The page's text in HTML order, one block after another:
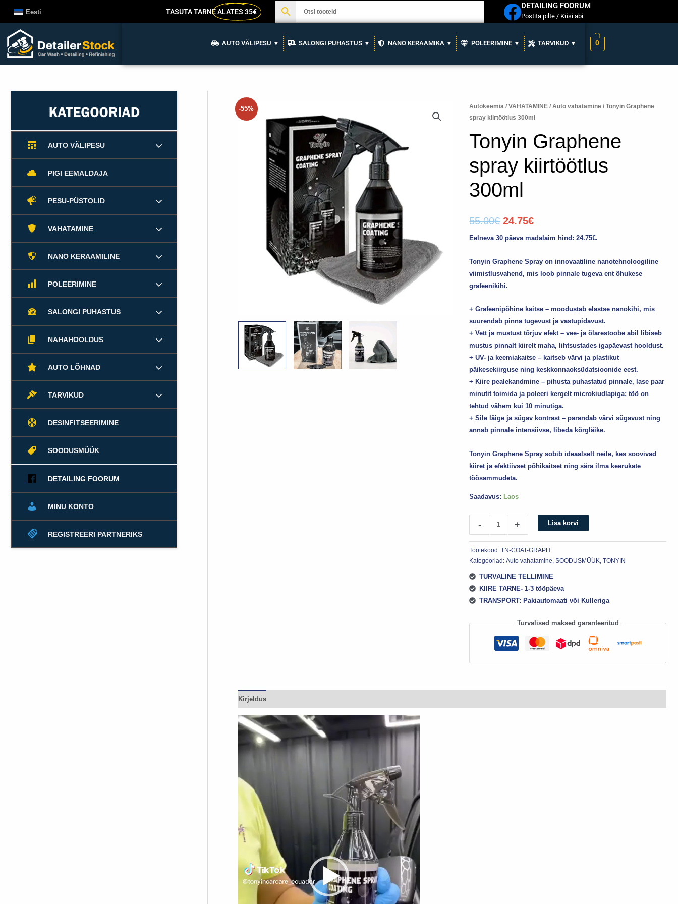
juurde
Eesti TASUTA TARNEALATES 35€
DETAILING FOORUM
Postita pilte / Küsi abi
AUTO VÄLIPESU ▼ SALONGI PUHASTUS ▼ NANO KERAAMIKA ▼ POLEERIMINE ▼ TARVIKUD ▼ 0
AUTO VÄLIPESU
PIGI EEMALDAJA
PESU-PÜSTOLID
VAHATAMINE
NANO KERAAMILINE
POLEERIMINE
SALONGI PUHASTUS
NAHAHOOLDUS
AUTO LÕHNAD
TARVIKUD
DESINFITSEERIMINE
SOODUSMÜÜK
DETAILING FOORUM
MINU KONTO
REGISTREERI PARTNERIKS
-55% Autokeemia /VAHATAMINE /Auto vahatamine / Tonyin Graphene
spray kiirtöötlus 300ml
Tonyin Graphene
spray kiirtöötlus
300ml
55.00€
Algne
oli:
55.00€.
24.75€
Praegune
on:
24.75€.
Eelneva 30 päeva madalaim hind:24.75€.
Tonyin Graphene Spray on innovaatiline nanotehnoloogiline
viimistlusvahend, mis loob pinnale tugeva ent õhukese
grafeenikihi.
+ Grafeenipõhine kaitse – moodustab elastse nanokihi, mis
suurendab pinna tugevust ja vastupidavust.
+ Vett ja mustust tõrjuv efekt – vee- ja õlarestoobe abil libiseb
mustus pinnalt kiirelt maha, lihtsustades igapäevast hooldust.
+ UV- ja keemiakaitse – kaitseb värvi ja plastikut
päikesekiirguse ning keskkonnaoksüdatsioonide eest.
+ Kiire pealekandmine – pihusta puhastatud pinnale, lase paar
minutit toimida ja poleeri kergelt micro­kiudlapiga; töö on
tehtud vähem kui 10 minutiga.
+ Sile läige ja sügav kontrast – parandab värvi sügavust ning
annab pinnale intensiivse, libeda kõrgläike.
Tonyin Graphene Spray sobib ideaalselt neile, kes soovivad
kiiret ja efektiivset põhikaitset ning sära ilma keerukate
töösammudeta.
Saadavus: Laos
-
Tonyin
Graphene
kiirtöötlus
kogus
+ Lisa korvi
Tootekood:TN-COAT-GRAPH
Kategooriad:Auto vahatamine ,SOODUSMÜÜK ,TONYIN
TURVALINE TELLIMINE
KIIRE TARNE- 1-3 tööpäeva
TRANSPORT: Pakiautomaati või Kulleriga
Turvalised maksed garanteeritud
Kirjeldus
Videoesitaja